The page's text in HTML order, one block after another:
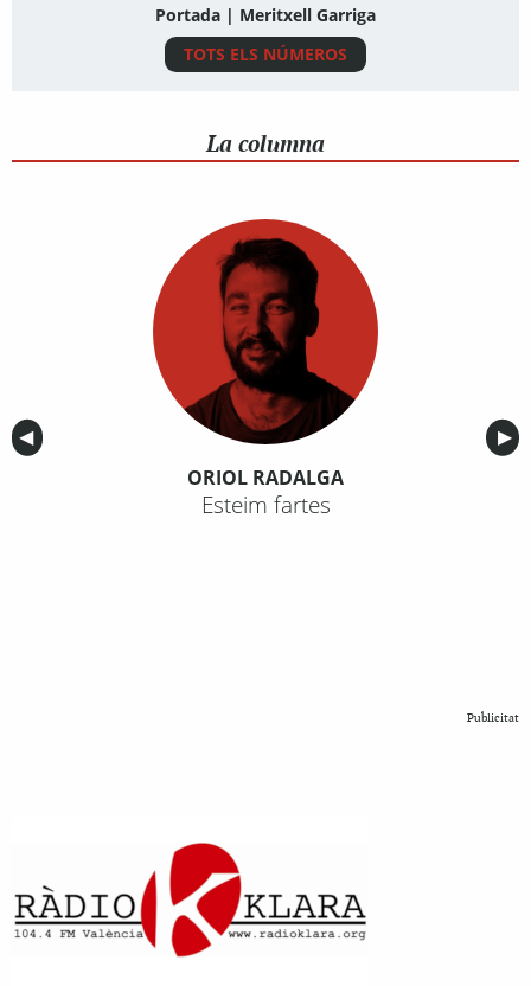
Portada | Meritxell Garriga
TOTS ELS NÚMEROS
La columna
Anterior
◀︎ ▶︎
ORIOL RADALGA
Esteim fartes
Publicitat